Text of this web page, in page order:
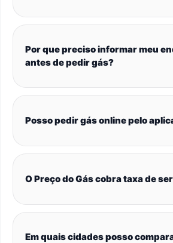
Por que preciso informar meu
antes de pedir gás?
Posso pedir gás online pelo
O Preço do Gás cobra taxa de
Em quais cidades posso